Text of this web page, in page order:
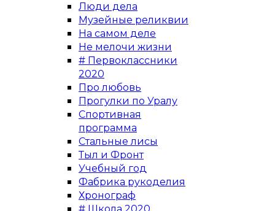
Люди дела
Музейные реликвии
На самом деле
Не мелочи жизни
# Первоклассники
2020
Про любовь
Прогулки по Уралу
Спортивная
программа
Стальные лисы
Тыл и Фронт
Учебный год
Фабрика рукоделия
Хронограф